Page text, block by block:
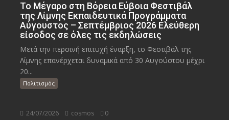
Το Μέγαρο στη Βόρεια Εύβοια Φεστιβάλ
της Λίμνης Εκπαιδευτικά Προγράμματα
Αύγουστος – Σεπτέμβριος 2026 Ελεύθερη
είσοδος σε όλες τις εκδηλώσεις
Μετά την περσινή επιτυχή έναρξη, το Φεστιβάλ της
Λίμνης επανέρχεται δυναμικά από 30 Αυγούστου μέχρι
20...
Πολιτισμός
24/07/2026 cosmos 0